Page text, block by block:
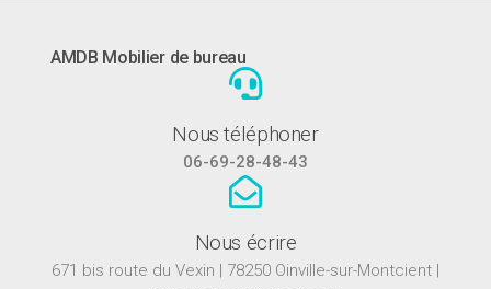
AMDB Mobilier de bureau
Nous téléphoner
06-69-28-48-43
Nous écrire
671 bis route du Vexin | 78250 Oinville-sur-Montcient |